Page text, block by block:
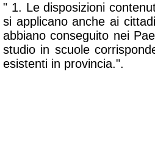
" 1. Le disposizioni
si applicano anche ai
abbiano conseguito nei
studio in scuole
esistenti in provincia.".